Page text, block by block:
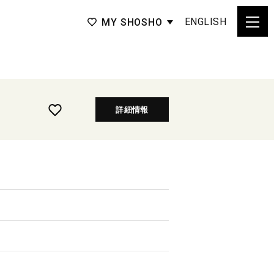
MY SHOSHO ENGLISH
詳細情報